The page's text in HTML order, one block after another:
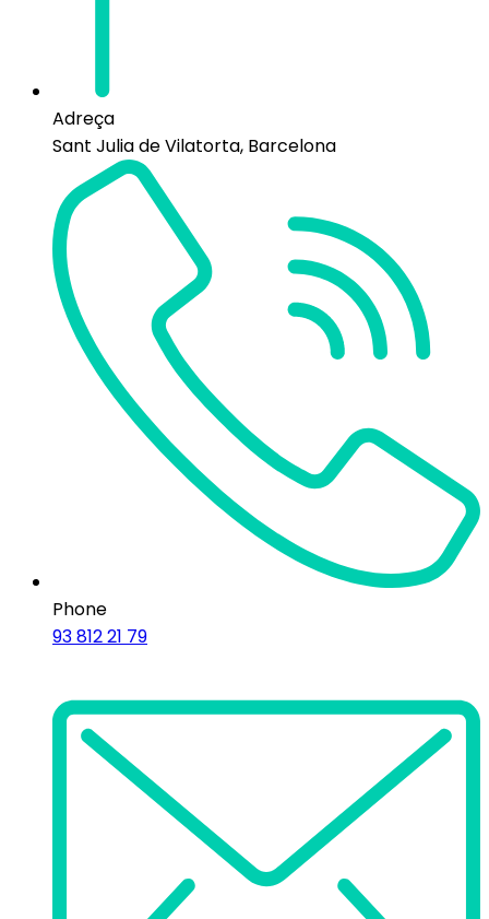
Adreça
Sant Julia de Vilatorta, Barcelona
Phone
93 812 21 79